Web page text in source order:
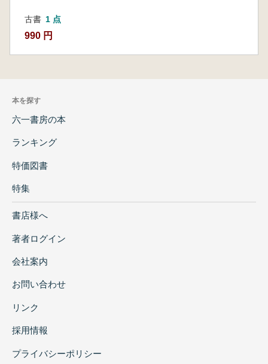
古書 1 点
990 円
本を探す
六一書房の本
ランキング
特価図書
特集
書店様へ
著者ログイン
会社案内
お問い合わせ
リンク
採用情報
プライバシーポリシー